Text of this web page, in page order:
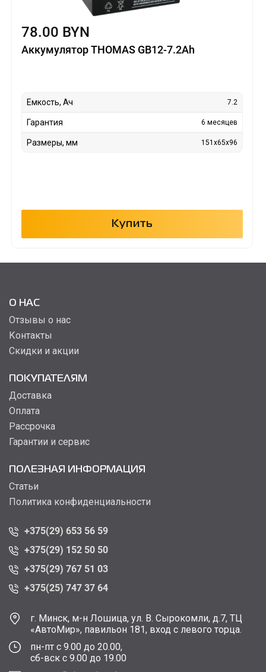
78.00 BYN
Аккумулятор THOMAS GB12-7.2Ah
Емкость, Ач 7.2
Гарантия 6 месяцев
Размеры, мм 151x65x96
Купить
О НАС
Отзывы о нас
Контакты
Скидки и акции
ПОКУПАТЕЛЯМ
Доставка
Оплата
Рассрочка
Гарантии и сервис
ПОЛЕЗНАЯ ИНФОРМАЦИЯ
Статьи
Политика конфиденциальности
+375(29) 653 56 59
+375(29) 152 50 50
+375(29) 767 51 03
+375(25) 747 37 64
г. Минск, м-н Лошица, ул. В. Сырокомли, д.7, ТЦ
«АвтоМир», павильон 181, вход с левого торца.
пн-пт с 9.00 до 20.00,
сб-вск с 9.00 до 19.00